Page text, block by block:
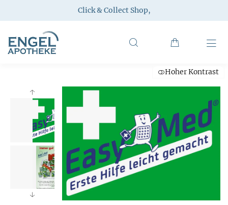
Click & Collect Shop,
Hoher Kontrast